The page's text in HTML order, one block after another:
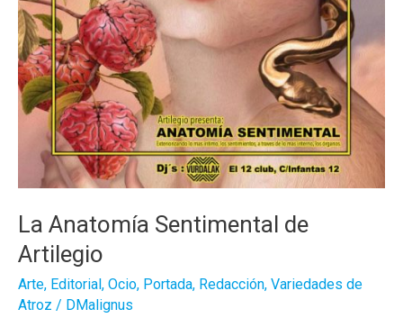
La Anatomía Sentimental de
Artilegio
Arte, Editorial , Ocio, Portada, Redacción, Variedades de
Atroz / DMalignus